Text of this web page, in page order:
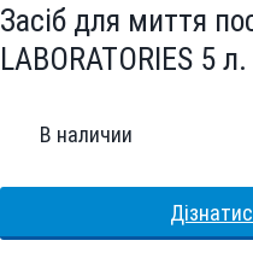
Засіб для миття
LABORATORIES 5 л.
В наличии